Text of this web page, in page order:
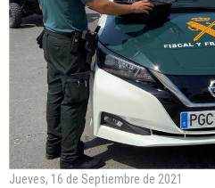
Jueves, 16 de Septiembre de 2021